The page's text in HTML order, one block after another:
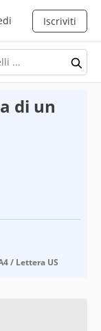
Iscriviti
di un
/ Lettera US